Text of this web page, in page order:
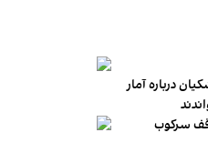
درباره آمار
سرکوب